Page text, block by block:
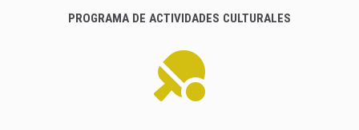
PROGRAMA DE ACTIVIDADES CULTURALES